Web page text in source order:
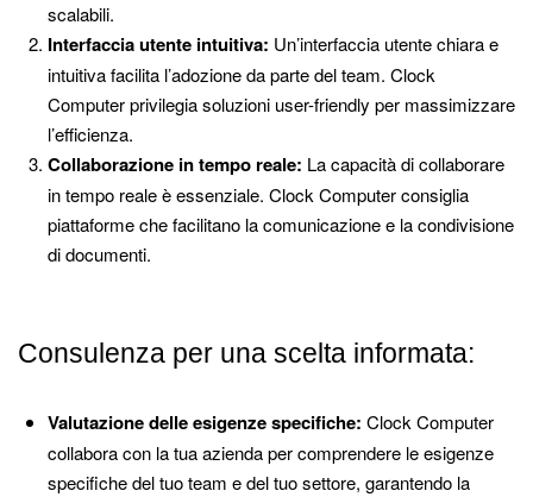
scalabili.
Interfaccia utente intuitiva: Un’interfaccia utente chiara e
intuitiva facilita l’adozione da parte del team. Clock
Computer privilegia soluzioni user-friendly per massimizzare
l’efficienza.
Collaborazione in tempo reale: La capacità di collaborare
in tempo reale è essenziale. Clock Computer consiglia
piattaforme che facilitano la comunicazione e la condivisione
di documenti.
Consulenza per una scelta informata:
Valutazione delle esigenze specifiche: Clock Computer
collabora con la tua azienda per comprendere le esigenze
specifiche del tuo team e del tuo settore, garantendo la